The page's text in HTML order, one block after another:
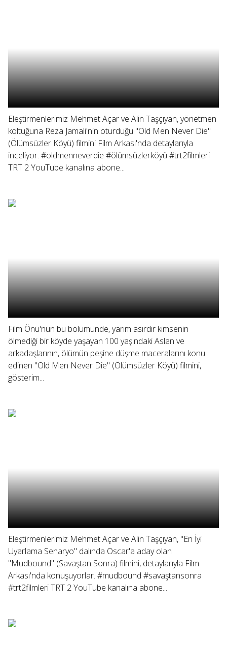
Eleştirmenlerimiz Mehmet Açar ve Alin Taşçıyan, yönetmen
koltuğuna Reza Jamali'nin oturduğu "Old Men Never Die"
(Ölümsüzler Köyü) filmini Film Arkası'nda detaylarıyla
inceliyor. #oldmenneverdie #ölümsüzlerköyü #trt2filmleri
TRT 2 YouTube kanalına abone...
Film Önü'nün bu bölümünde, yarım asırdır kimsenin
ölmediği bir köyde yaşayan 100 yaşındaki Aslan ve
arkadaşlarının, ölümün peşine düşme maceralarını konu
edinen "Old Men Never Die" (Ölümsüzler Köyü) filmini,
gösterim...
Eleştirmenlerimiz Mehmet Açar ve Alin Taşçıyan, "En İyi
Uyarlama Senaryo" dalında Oscar'a aday olan
"Mudbound" (Savaştan Sonra) filmini, detaylarıyla Film
Arkası'nda konuşuyorlar. #mudbound #savaştansonra
#trt2filmleri TRT 2 YouTube kanalına abone...